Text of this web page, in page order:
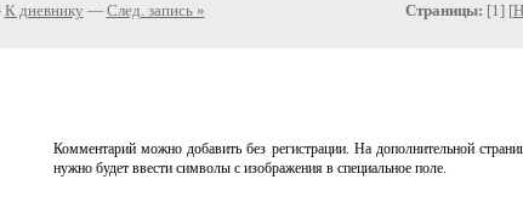
К дневнику — След. запись » Страницы: [1] [
Комментарий можно добавить без регистрации. На дополнительной
нужно будет ввести символы с изображения в специальное поле.